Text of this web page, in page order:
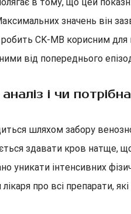
значень він
CK-MB корисним
від попереднього
і чи
шляхом забору
здавати кров натще,
уникати інтенсивних
про всі препарати,